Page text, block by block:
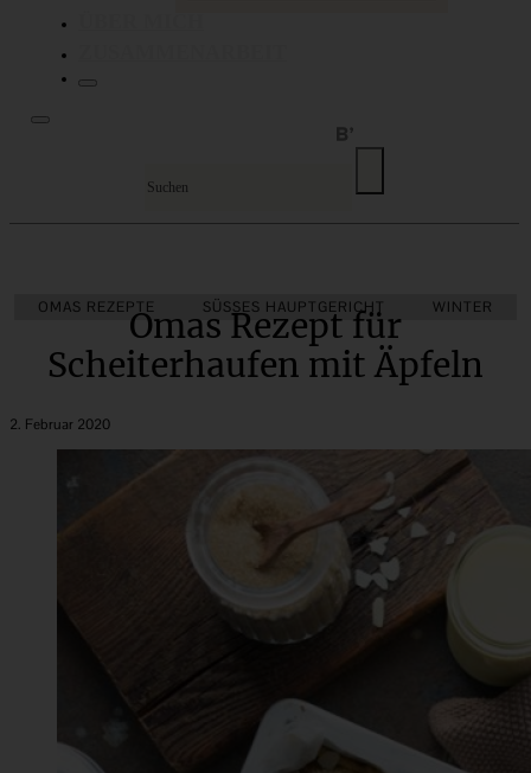
HERBST KINDER-LIEBLINGSESSEN KLASSIKER
OMAS REZEPTE SÜSSES HAUPTGERICHT WINTER
Omas Rezept für
Scheiterhaufen mit Äpfeln
2. Februar 2020